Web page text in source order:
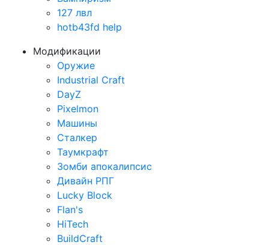
127 лвл
hotb43fd help
Модификации
Оружие
Industrial Craft
DayZ
Pixelmon
Машины
Сталкер
Таумкрафт
Зомби апокалипсис
Дивайн РПГ
Lucky Block
Flan's
HiTech
BuildCraft